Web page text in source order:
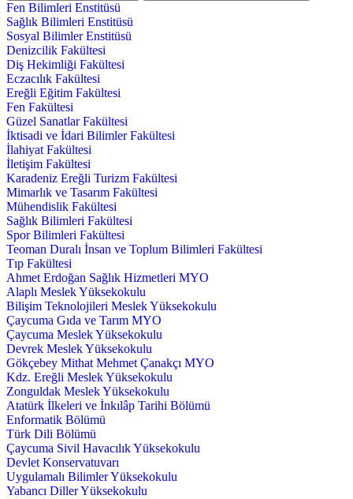
Fen Bilimleri Enstitüsü
Sağlık Bilimleri Enstitüsü
Sosyal Bilimler Enstitüsü
Denizcilik Fakültesi
Diş Hekimliği Fakültesi
Eczacılık Fakültesi
Ereğli Eğitim Fakültesi
Fen Fakültesi
Güzel Sanatlar Fakültesi
İktisadi ve İdari Bilimler Fakültesi
İlahiyat Fakültesi
İletişim Fakültesi
Karadeniz Ereğli Turizm Fakültesi
Mimarlık ve Tasarım Fakültesi
Mühendislik Fakültesi
Sağlık Bilimleri Fakültesi
Spor Bilimleri Fakültesi
Teoman Duralı İnsan ve Toplum Bilimleri Fakültesi
Tıp Fakültesi
Ahmet Erdoğan Sağlık Hizmetleri MYO
Alaplı Meslek Yüksekokulu
Bilişim Teknolojileri Meslek Yüksekokulu
Çaycuma Gıda ve Tarım MYO
Çaycuma Meslek Yüksekokulu
Devrek Meslek Yüksekokulu
Gökçebey Mithat Mehmet Çanakçı MYO
Kdz. Ereğli Meslek Yüksekokulu
Zonguldak Meslek Yüksekokulu
Atatürk İlkeleri ve İnkılâp Tarihi Bölümü
Enformatik Bölümü
Türk Dili Bölümü
Çaycuma Sivil Havacılık Yüksekokulu
Devlet Konservatuvarı
Uygulamalı Bilimler Yüksekokulu
Yabancı Diller Yüksekokulu